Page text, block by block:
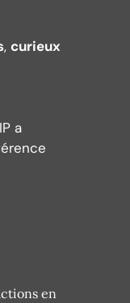
, curieux
a
en